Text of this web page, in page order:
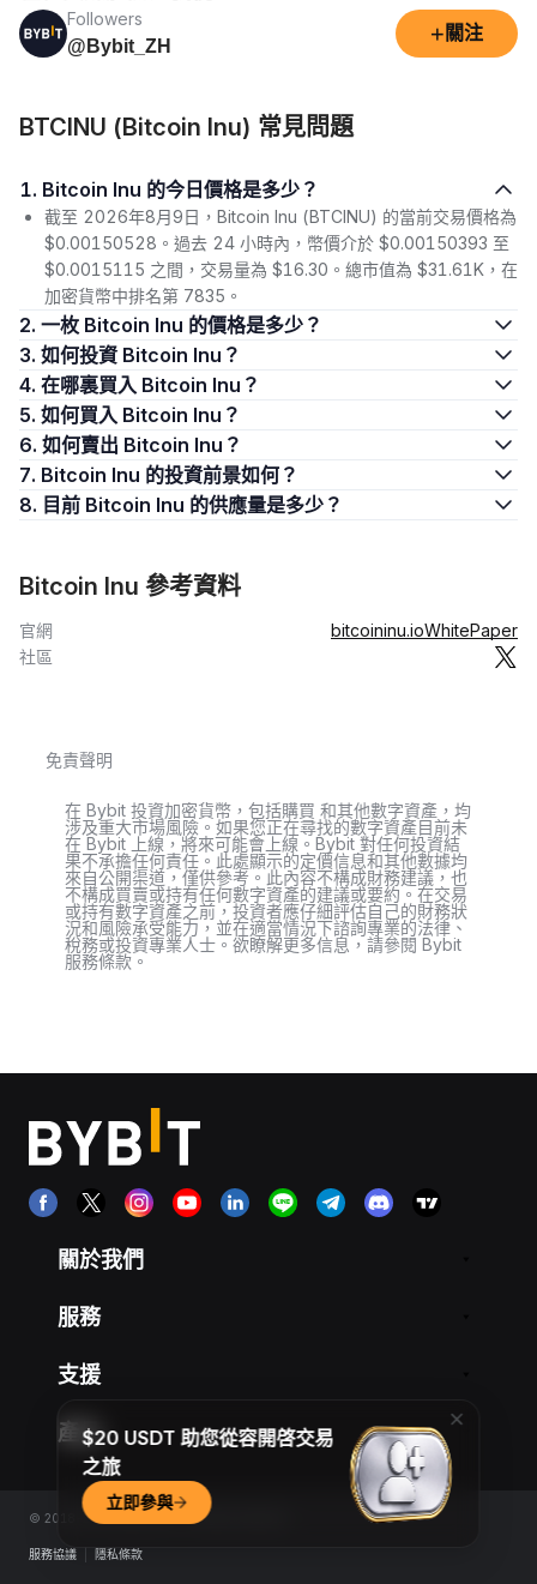
Followers
@Bybit_ZH
+ 關注
BTCINU (Bitcoin Inu) 常見問題
1. Bitcoin Inu 的今日價格是多少？
截至 2026年8月9日，Bitcoin Inu (BTCINU) 的當前交易價格為
$0.00150528。過去 24 小時內，幣價介於 $0.00150393 至
$0.0015115 之間，交易量為 $16.30。總市值為 $31.61K，在
加密貨幣中排名第 7835。
2. 一枚 Bitcoin Inu 的價格是多少？
3. 如何投資 Bitcoin Inu？
4. 在哪裏買入 Bitcoin Inu？
5. 如何買入 Bitcoin Inu？
6. 如何賣出 Bitcoin Inu？
7. Bitcoin Inu 的投資前景如何？
8. 目前 Bitcoin Inu 的供應量是多少？
Bitcoin Inu 參考資料
官網 bitcoininu.ioWhitePaper
社區
免責聲明
在 Bybit 投資加密貨幣，包括購買 和其他數字資產，均
涉及重大市場風險。如果您正在尋找的數字資產目前未
在 Bybit 上線，將來可能會上線。Bybit 對任何投資結
果不承擔任何責任。此處顯示的定價信息和其他數據均
來自公開渠道，僅供參考。此內容不構成財務建議，也
不構成買賣或持有任何數字資產的建議或要約。在交易
或持有數字資產之前，投資者應仔細評估自己的財務狀
況和風險承受能力，並在適當情況下諮詢專業的法律、
稅務或投資專業人士。欲瞭解更多信息，請參閱 Bybit
服務條款。
關於我們
服務
支援
產品
© 2018-2026 Bybit.com. All rights reserved.
服務協議 隱私條款
$20 USDT 助您從容開啓交易
之旅
立即參與